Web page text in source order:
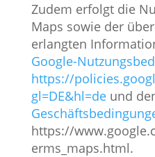
Zudem erfolgt die
Maps sowie der
erlangten
Google-
https://
gl=DE&hl=deund
https://
erms_maps.html.